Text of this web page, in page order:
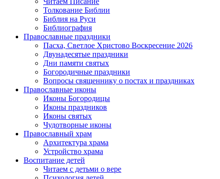
Толкование Библии
Библия на Руси
Библиография
Православные праздники
Пасха, Светлое Христово Воскресение 2026
Двунадесятые праздники
Дни памяти святых
Богородичные праздники
Вопросы священнику о постах и праздниках
Православные иконы
Иконы Богородицы
Иконы праздников
Иконы святых
Чудотворные иконы
Православный храм
Архитектура храма
Устройство храма
Воспитание детей
Читаем с детьми о вере